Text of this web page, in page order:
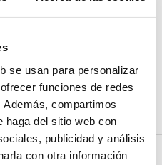
se usan para personalizar
funciones de redes
compartimos
haga del sitio web con
publicidad y análisis
con otra información